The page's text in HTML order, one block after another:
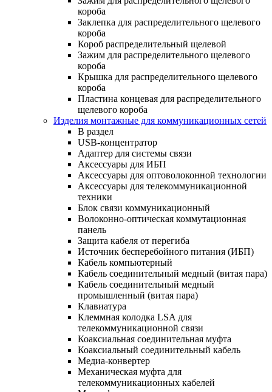
короба
Заклепка для распределительного щелевого
короба
Короб распределительный щелевой
Зажим для распределительного щелевого
короба
Крышка для распределительного щелевого
короба
Пластина концевая для распределительного
щелевого короба
Изделия монтажные для коммуникационных сетей
В раздел
USB-концентратор
Адаптер для системы связи
Аксессуары для ИБП
Аксессуары для оптоволоконной технологии
Аксессуары для телекоммуникационной
техники
Блок связи коммуникационный
Волоконно-оптическая коммутационная
панель
Защита кабеля от перегиба
Источник бесперебойного питания (ИБП)
Кабель компьютерный
Кабель соединительный медный (витая пара)
Кабель соединительный медный
промышленный (витая пара)
Клавиатура
Клеммная колодка LSA для
телекоммуникационной связи
Коаксиальная соединительная муфта
Коаксиальный соединительный кабель
Медиа-конвертер
Механическая муфта для
телекоммуникационных кабелей